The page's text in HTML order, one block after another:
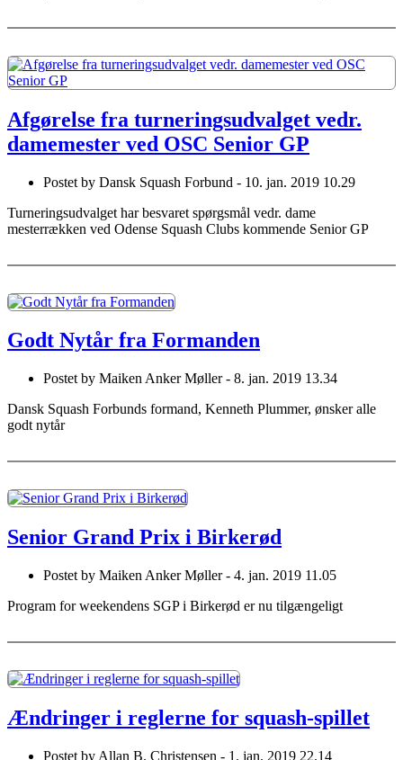
Afgørelse fra turneringsudvalget vedr.
damemester ved OSC Senior GP
Postet by Dansk Squash Forbund - 10. jan. 2019 10.29
Turneringsudvalget har besvaret spørgsmål vedr. dame
mesterrækken ved Odense Squash Clubs kommende Senior GP
Godt Nytår fra Formanden
Postet by Maiken Anker Møller - 8. jan. 2019 13.34
Dansk Squash Forbunds formand, Kenneth Plummer, ønsker alle
godt nytår
Senior Grand Prix i Birkerød
Postet by Maiken Anker Møller - 4. jan. 2019 11.05
Program for weekendens SGP i Birkerød er nu tilgængeligt
Ændringer i reglerne for squash-spillet
Postet by Allan B. Christensen - 1. jan. 2019 22.14